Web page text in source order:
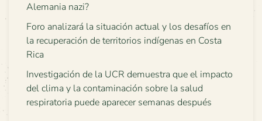
Alemania nazi?
Foro analizará la situación actual y los desafíos en
la recuperación de territorios indígenas en Costa
Rica
Investigación de la UCR demuestra que el impacto
del clima y la contaminación sobre la salud
respiratoria puede aparecer semanas después